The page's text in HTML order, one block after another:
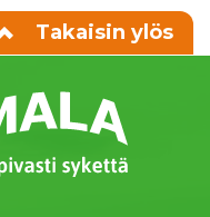
Takaisin ylös